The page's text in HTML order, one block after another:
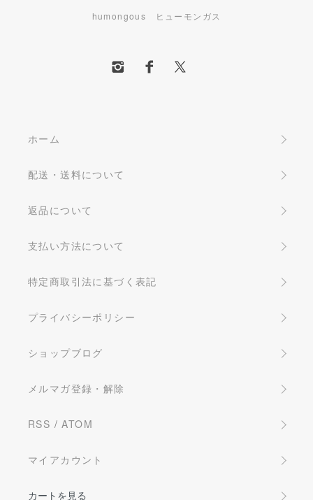
humongous ヒューモンガス
ホーム
配送・送料について
返品について
支払い方法について
特定商取引法に基づく表記
プライバシーポリシー
ショップブログ
メルマガ登録・解除
RSS /ATOM
マイアカウント
カートを見る